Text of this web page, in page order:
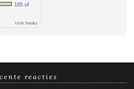
185 of
view books
reacties